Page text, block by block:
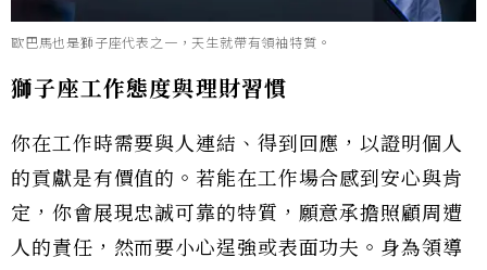
歐巴馬也是獅子座代表之一，天生就帶有領袖特質。
獅子座工作態度與理財習慣
你在工作時需要與人連結、得到回應，以證明個人
的貢獻是有價值的。若能在工作場合感到安心與肯
定，你會展現忠誠可靠的特質，願意承擔照顧周遭
人的責任，然而要小心逞強或表面功夫。身為領導